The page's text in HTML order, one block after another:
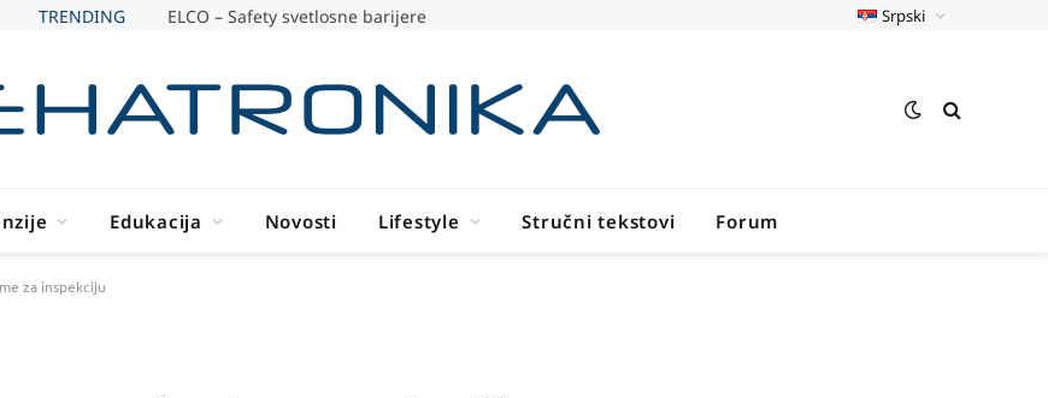
TRENDING ELCO – Safety svetlosne barijere Srpski
Edukacija Novosti Lifestyle Stručni tekstovi Forum
za inspekciju